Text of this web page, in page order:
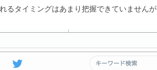
るタイミングはあまり把握できていません